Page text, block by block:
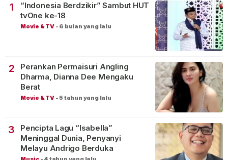
1
“Indonesia Berdzikir” Sambut HUT
tvOne ke-18
Movie & TV - 6 bulan yang lalu
2
Perankan Permaisuri Angling
Dharma, Dianna Dee Mengaku
Berat
Movie & TV -5 tahun yang lalu
3
Pencipta Lagu “Isabella”
Meninggal Dunia, Penyanyi
Melayu Andrigo Berduka